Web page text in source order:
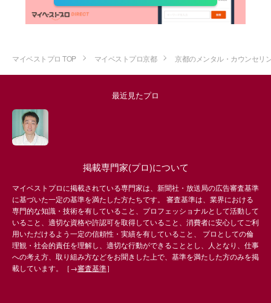
マイベストプロ TOP マイベストプロ京都 京都のメンタル・カウンセリ
最近見たプロ
掲載専門家(プロ)について
マイベストプロに掲載されている専門家は、新聞社・放送局の広告審査基準
に基づいた一定の基準を満たした方たちです。 審査基準は、業界における
専門的な知識・技術を有していること、プロフェッショナルとして活動して
いること、適切な資格や許認可を取得していること、消費者に安心してご利
用いただけるよう一定の信頼性・実績を有していること、 プロとしての倫
理観・社会的責任を理解し、適切な行動ができることとし、人となり、仕事
への考え方、取り組み方などをお聞きした上で、基準を満たした方のみを掲
載しています。［→審査基準］